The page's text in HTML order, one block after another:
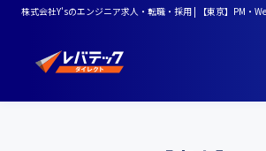
株式会社Y'sのエンジニア求人・転職・採用 | 【東京】PM・